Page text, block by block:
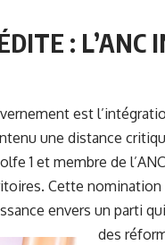
: L’ANC
est
une distance
1 et membre de
Cette
envers un parti
des